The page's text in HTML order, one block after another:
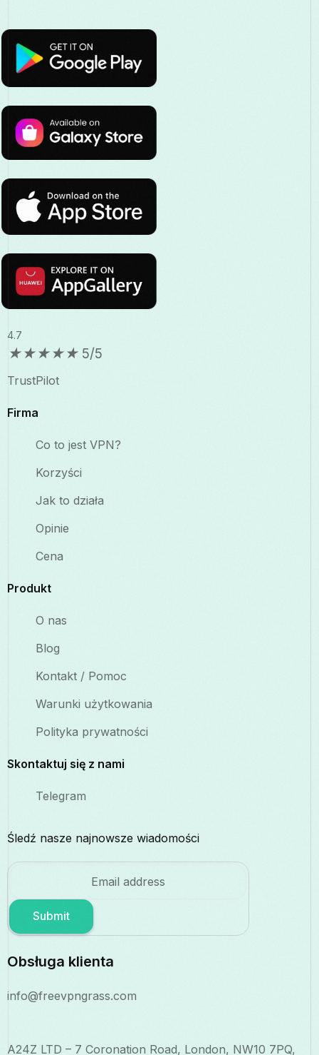
4.7
★★★★★ 5/5
TrustPilot
Firma
Co to jest VPN?
Korzyści
Jak to działa
Opinie
Cena
Produkt
O nas
Blog
Kontakt / Pomoc
Warunki użytkowania
Polityka prywatności
Skontaktuj się z nami
Telegram
Śledź nasze najnowsze wiadomości
Submit
Obsługa klienta
info@freevpngrass.com
A24Z LTD – 7 Coronation Road, London, NW10 7PQ,